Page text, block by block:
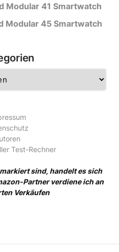
Modular 41 Smartwatch
Modular 45 Smartwatch
Test-Rechner
sind, handelt es sich
Partner verdiene ich an
Verkäufen